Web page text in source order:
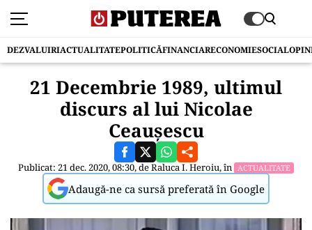
DEZVALUIRIACTUALITATEPOLITICĂFINANCIARECONOMIESOCIAL
21 Decembrie 1989, ultimul
discurs al lui Nicolae
Ceaușescu
Publicat: 21 dec. 2020, 08:30, deRaluca I. Heroiu, în ACTUALITATE
Adaugă-ne ca sursă preferată în Google